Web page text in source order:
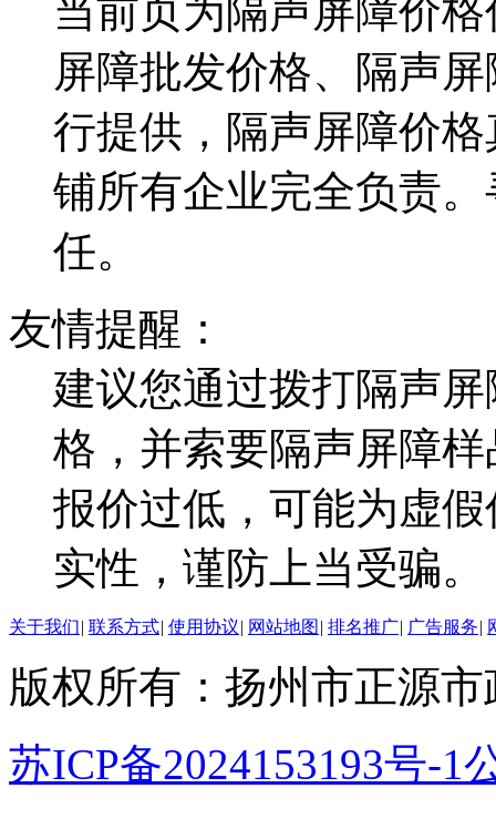
当前页为隔声屏障价
屏障批发价格、隔声
行提供，隔声屏障价
铺所有企业完全负责
任。
友情提醒：
建议您通过拨打隔声
格，并索要隔声屏障
报价过低，可能为虚
实性，谨防上当受骗。
关于我们| 联系方式| 使用协议| 网站地图 | 排名推广| 广告服务|
版权所有：扬州市正源
苏ICP备2024153193号-1